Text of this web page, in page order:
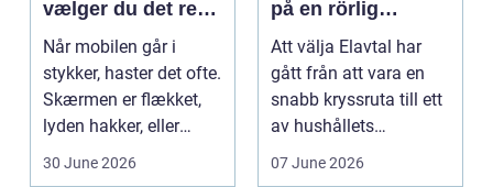
vælger du det rette
værksted
Når mobilen går i
stykker, haster det ofte.
Skærmen er flækket,
lyden hakker, eller
batteriet løber ...
30 June 2026
på en rörlig
elmarknad
Att välja Elavtal har
gått från att vara en
snabb kryssruta till ett
av hushållets
viktigaste ekonom...
07 June 2026